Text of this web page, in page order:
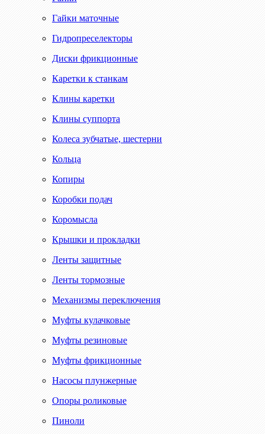
Гайки маточные
Гидропреселекторы
Диски фрикционные
Каретки к станкам
Клины каретки
Клины суппорта
Колеса зубчатые, шестерни
Кольца
Копиры
Коробки подач
Коромысла
Крышки и прокладки
Ленты защитные
Ленты тормозные
Механизмы переключения
Муфты кулачковые
Муфты резиновые
Муфты фрикционные
Насосы плунжерные
Опоры роликовые
Пиноли